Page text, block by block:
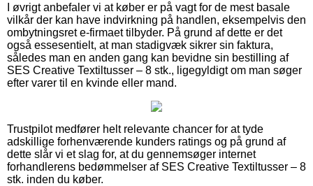
I øvrigt anbefaler vi at køber er på vagt for de mest basale
vilkår der kan have indvirkning på handlen, eksempelvis den
ombytningsret e-firmaet tilbyder. På grund af dette er det
også essesentielt, at man stadigvæk sikrer sin faktura,
således man en anden gang kan bevidne sin bestilling af
SES Creative Textiltusser – 8 stk., ligegyldigt om man søger
efter varer til en kvinde eller mand.
Trustpilot medfører helt relevante chancer for at tyde
adskillige forhenværende kunders ratings og på grund af
dette slår vi et slag for, at du gennemsøger internet
forhandlerens bedømmelser af SES Creative Textiltusser – 8
stk. inden du køber.